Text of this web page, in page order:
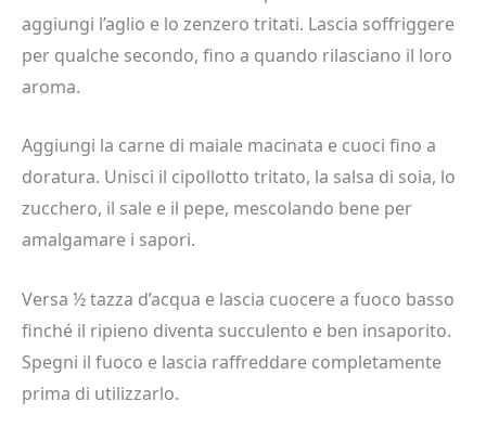
aggiungi l’aglio e lo zenzero tritati. Lascia soffriggere
per qualche secondo, fino a quando rilasciano il loro
aroma.
Aggiungi la carne di maiale macinata e cuoci fino a
doratura. Unisci il cipollotto tritato, la salsa di soia, lo
zucchero, il sale e il pepe, mescolando bene per
amalgamare i sapori.
Versa ½ tazza d’acqua e lascia cuocere a fuoco basso
finché il ripieno diventa succulento e ben insaporito.
Spegni il fuoco e lascia raffreddare completamente
prima di utilizzarlo.